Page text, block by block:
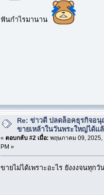
ฟันกำไรมานาน
Re: ข่าวดี ปลดล็อคธุรกิจอนุ
ขายเหล้าในวันพระใหญ่ได้แ
« ตอบกลับ #2 เมื่อ: พฤษภาคม 09, 2025,
PM »
ขายไม่ได้เพราะอะไร ยังงงจนทุกวั